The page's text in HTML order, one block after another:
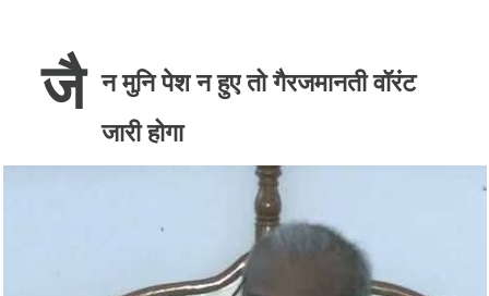
जै
न मुनि पेश न हुए तो गैरजमानती वॉरंट
जारी होगा